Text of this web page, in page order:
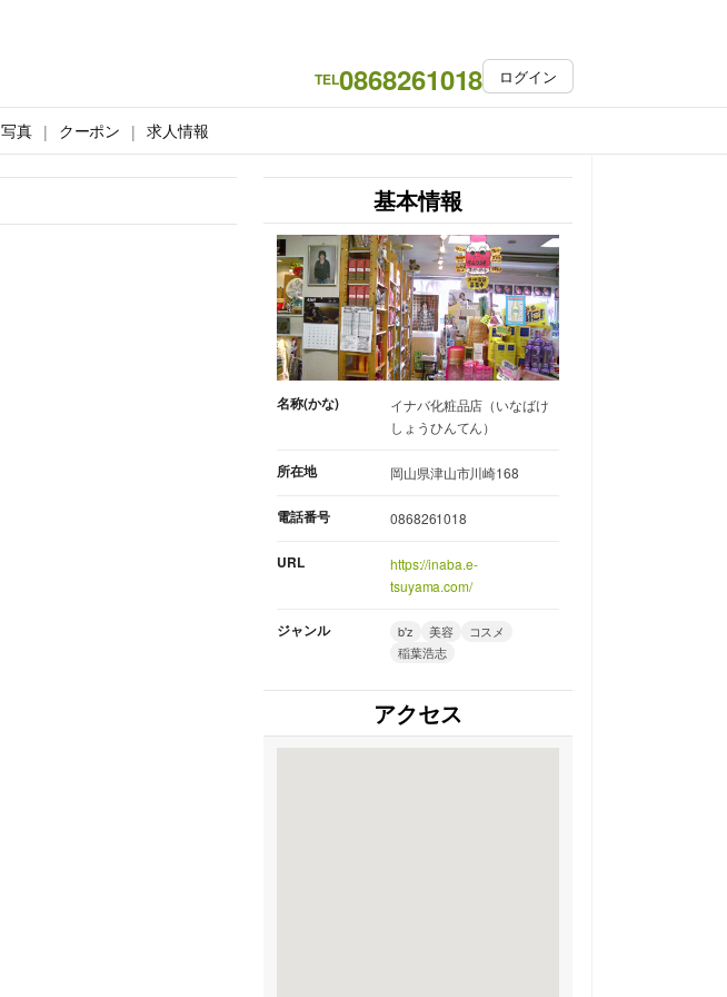
TEL0868261018 ログイン
写真 クーポン 求人情報
基本情報
名称(かな)
イナバ化粧品店（いなばけ
しょうひんてん）
所在地 岡山県津山市川崎168
電話番号 0868261018
URL
https://inaba.e-
tsuyama.com/
ジャンル b'z 美容
コスメ
稲葉浩志
アクセス